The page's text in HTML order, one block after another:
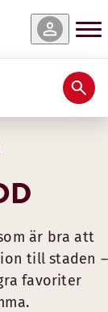
är bra att
till staden –
favoriter